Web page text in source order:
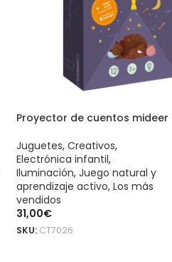
Proyector de cuentos mideer
Juguetes, Creativos,
Electrónica infantil,
Iluminación, Juego natural y
aprendizaje activo, Los más
vendidos
31,00€
SKU: CT7026